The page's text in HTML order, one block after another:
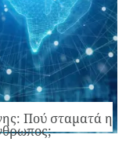
Πού σταματά η